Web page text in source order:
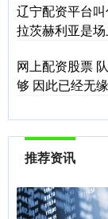
辽宁配资平台
拉茨赫利亚是
网上配资股票
够 因此已经无
推荐资讯